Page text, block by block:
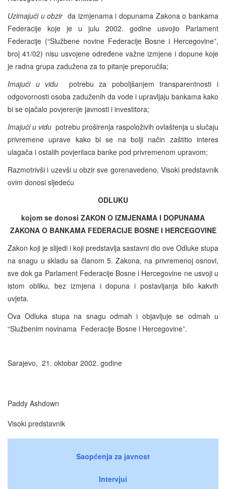
Uzimajući u obzir da izmjenama i dopunama Zakona o bankama
Federacije koje je u julu 2002. godine usvojio Parlament
Federacije (“Službene novine Federacije Bosne i Hercegovine”,
broj 41/02) nisu usvojene određene važne izmjene i dopune koje
je radna grupa zadužena za to pitanje preporučila;
Imajući u vidu potrebu za poboljšanjem transparentnosti i
odgovornosti osoba zaduženih da vode i upravljaju bankama kako
bi se ojačalo povjerenje javnosti i investitora;
Imajući u vidu potrebu proširenja raspoloživih ovlaštenja u slučaju
privremene uprave kako bi se na bolji način zaštitio interes
ulagača i ostalih povjerilaca banke pod privremenom upravom;
Razmotrivši i uzevši u obzir sve gorenavedeno, Visoki predstavnik
ovim donosi sljedeću
ODLUKU
kojom se donosi ZAKON O IZMJENAMA I DOPUNAMA
ZAKONA O BANKAMA FEDERACIJE BOSNE I HERCEGOVINE
Zakon koji je slijedi i koji predstavlja sastavni dio ove Odluke stupa
na snagu u skladu sa članom 5. Zakona, na privremenoj osnovi,
sve dok ga Parlament Federacije Bosne i Hercegovine ne usvoji u
istom obliku, bez izmjena i dopuna i postavljanja bilo kakvih
uvjeta.
Ova Odluka stupa na snagu odmah i objavljuje se odmah u
“Službenim novinama Federacije Bosne i Hercegovine”.
Sarajevo, 21. oktobar 2002. godine
Paddy Ashdown
Visoki predstavnik
Saopćenja za javnost
Intervjui